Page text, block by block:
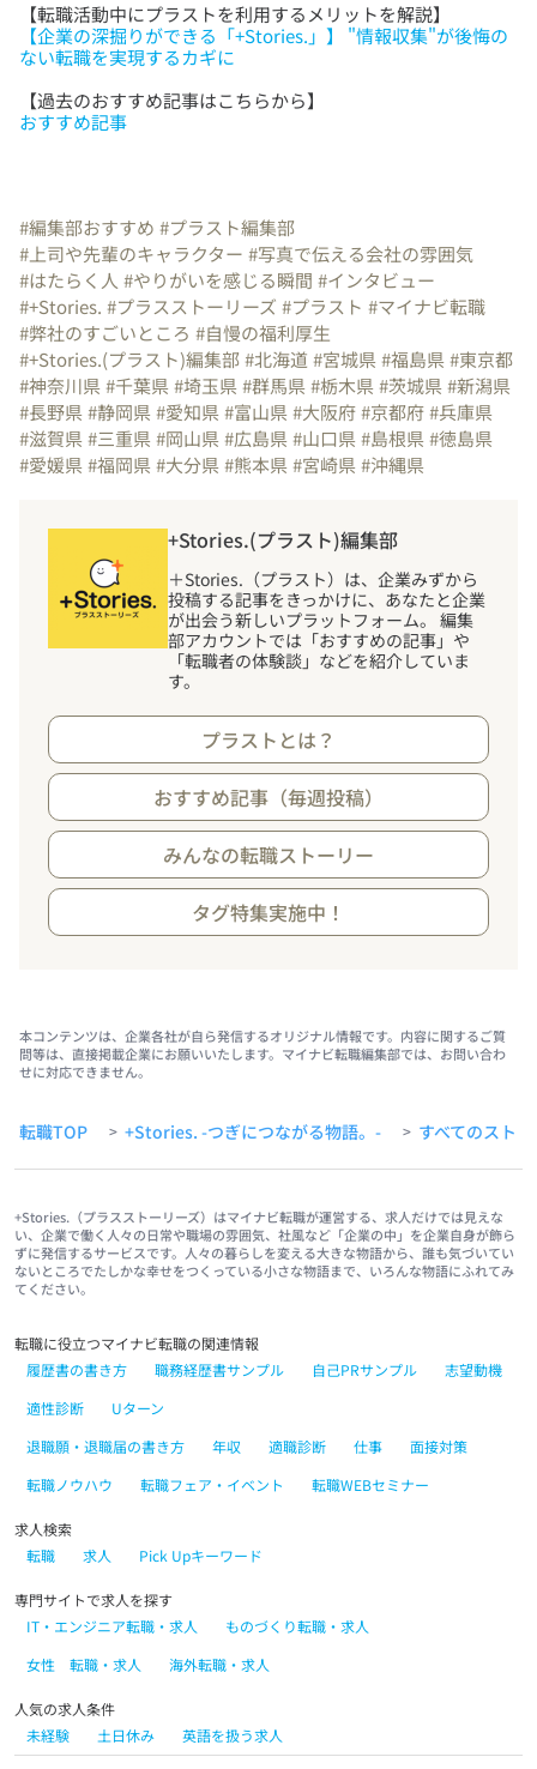
【転職活動中にプラストを利用するメリットを解説】
【企業の深掘りができる「+Stories.」】 "情報収集"が後悔の
ない転職を実現するカギに
【過去のおすすめ記事はこちらから】
おすすめ記事
#編集部おすすめ #プラスト編集部
#上司や先輩のキャラクター #写真で伝える会社の雰囲気
#はたらく人 #やりがいを感じる瞬間 #インタビュー
#+Stories. #プラスストーリーズ #プラスト #マイナビ転職
#弊社のすごいところ #自慢の福利厚生
#+Stories.(プラスト)編集部#北海道 #宮城県#福島県#東京都
#神奈川県#千葉県#埼玉県#群馬県#栃木県#茨城県#新潟県
#長野県#静岡県#愛知県#富山県#大阪府#京都府#兵庫県
#滋賀県#三重県#岡山県#広島県#山口県#島根県#徳島県
#愛媛県#福岡県#大分県#熊本県#宮崎県#沖縄県
+Stories.(プラスト)編集部
＋Stories.（プラスト）は、企業みずから
投稿する記事をきっかけに、あなたと企業
が出会う新しいプラットフォーム。 編集
部アカウントでは「おすすめの記事」や
「転職者の体験談」などを紹介していま
す。
プラストとは？
おすすめ記事（毎週投稿）
みんなの転職ストーリー
タグ特集実施中！
本コンテンツは、企業各社が自ら発信するオリジナル情報です。内容に関するご質
問等は、直接掲載企業にお願いいたします。マイナビ転職編集部では、お問い合わ
せに対応できません。
転職TOP > +Stories. -つぎにつながる物語。- > すべてのスト
+Stories.（プラスストーリーズ）はマイナビ転職が運営する、求人だけでは見えな
い、企業で働く人々の日常や職場の雰囲気、社風など「企業の中」を企業自身が飾ら
ずに発信するサービスです。人々の暮らしを変える大きな物語から、誰も気づいてい
ないところでたしかな幸せをつくっている小さな物語まで、いろんな物語にふれてみ
てください。
転職に役立つマイナビ転職の関連情報
履歴書の書き方
職務経歴書サンプル 自己PRサンプル
志望動機
適性診断
Uターン
退職願・退職届の書き方
年収 適職診断 仕事
面接対策
転職ノウハウ
転職フェア・イベント 転職WEBセミナー
求人検索
転職
求人 Pick Upキーワード
専門サイトで求人を探す
IT・エンジニア転職・求人
ものづくり転職・求人
女性 転職・求人
海外転職・求人
人気の求人条件
未経験
土日休み 英語を扱う求人